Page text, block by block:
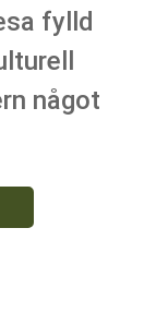
fylld
något